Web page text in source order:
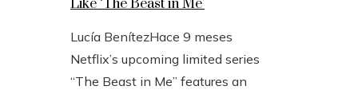
Like ‘The Beast in Me’
Lucía BenítezHace 9 meses
Netflix’s upcoming limited series
“The Beast in Me” features an